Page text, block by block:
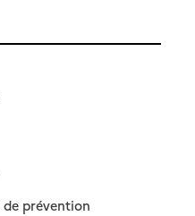
prévention: disponible
: non disponible